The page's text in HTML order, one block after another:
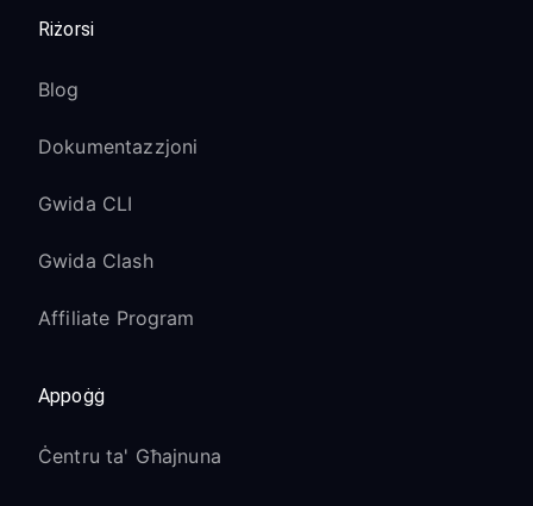
Riżorsi
Blog
Dokumentazzjoni
Gwida CLI
Gwida Clash
Affiliate Program
Appoġġ
Ċentru ta' Għajnuna